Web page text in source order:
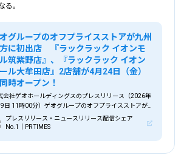
る。
グループのオフプライスストアが九州
に初出店 『ラックラック イオンモ
筑紫野店』、『ラックラック イオン
ル大牟田店』2店舗が4月24日（金）
時オープン！
会社ゲオホールディングスのプレスリリース（2026年
日 11時00分）ゲオグループのオフプライスストアが
地方に初出店 『ラックラック イオンモール筑紫野
、『ラックラック イオンモール大牟田店』2店舗が4月
（金）に同時オープン！
プレスリリース・ニュースリリース配信シェア
No.1｜PR TIMES